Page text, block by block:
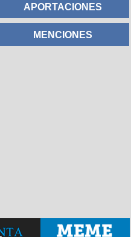
APORTACIONES
MENCIONES